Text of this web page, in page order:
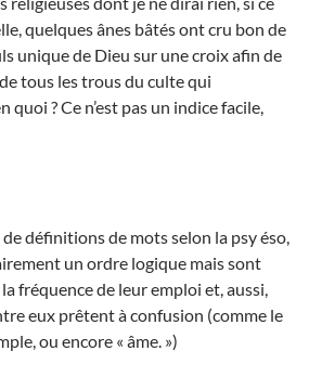
quelques ânes bâtés ont cru bon de
unique de Dieu sur une croix afin de
tous les trous du culte qui
? Ce n’est pas un indice facile,
définitions de mots selon la psy éso,
un ordre logique mais sont
fréquence de leur emploi et, aussi,
eux prêtent à confusion (comme le
ou encore « âme. »)